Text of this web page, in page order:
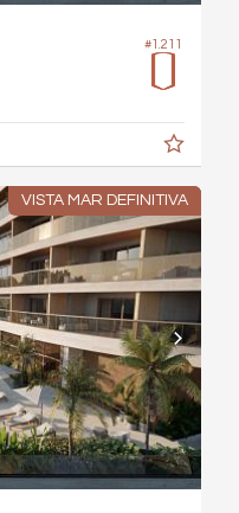
#1.211
VISTA MAR DEFINITIVA